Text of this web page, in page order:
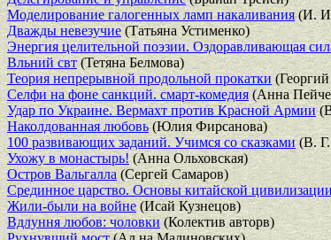
Моделирование галогенных ламп накаливания(И. И.
Дважды невезучие (Татьяна Устименко)
Энергия целительной поэзии. Оздоравливающая
Вльний свт(Тетяна Белмова)
Теория непрерывной продольной прокатки
Селфи на фоне санкций. смарт-комедия(Анна
Удар по Украине. Вермахт против Красной Армии
Наколдованная любовь(Юлия Фирсанова)
100 развивающих заданий. Учимся со сказками(В. Г.
Ухожу в монастырь! (Анна Ольховская)
Остров Вальгалла (Сергей Самаров)
Срединное царство. Основы китайской
Жили-были на войне(Исай Кузнецов)
Вдлуння любов: чоловки(Колектив авторв)